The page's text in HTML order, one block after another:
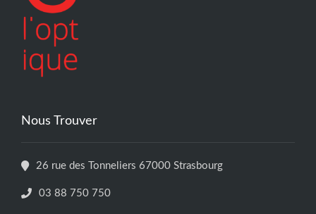
Nous Trouver
26 rue des Tonneliers 67000 Strasbourg
03 88 750 750